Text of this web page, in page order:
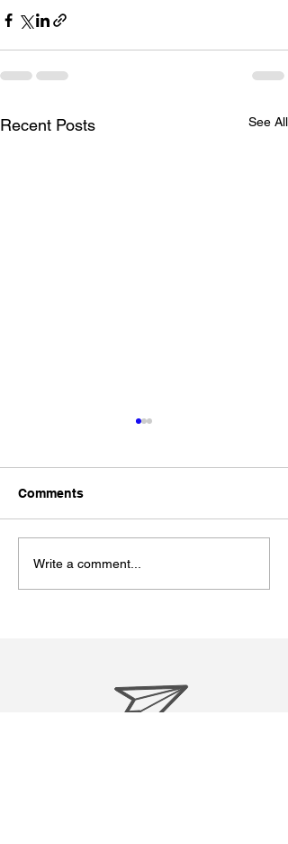
Recent Posts See All
松江あさんぽ8日目？なん
か日にちずれた？
Comments
Write a comment...